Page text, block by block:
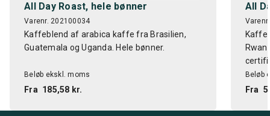
All Day Roast, hele bønner
Varenr. 202100034
Kaffeblend af arabica kaffe fra Brasilien,
Guatemala og Uganda. Hele bønner.
Beløb ekskl. moms
Fra 185,58 kr.
All
Beløb
Fra